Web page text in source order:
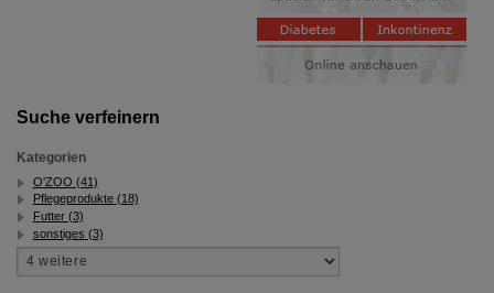
Suche verfeinern
Kategorien
O'ZOO (41)
Pflegeprodukte (18)
Futter (3)
sonstiges (3)